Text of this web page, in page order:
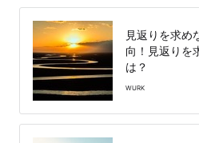
見返りを求め
向！見返りを
は？
WURK